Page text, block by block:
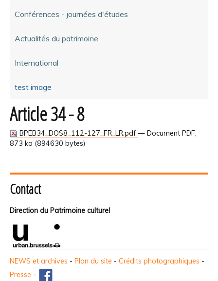
Conférences - journées d'études
Actualités du patrimoine
International
test image
Article 34 - 8
BPEB34_DOS8_112-127_FR_LR.pdf — Document PDF,
873 ko (894630 bytes)
Contact
Direction du Patrimoine culturel
NEWS et archives - Plan du site - Crédits photographiques -
Presse -